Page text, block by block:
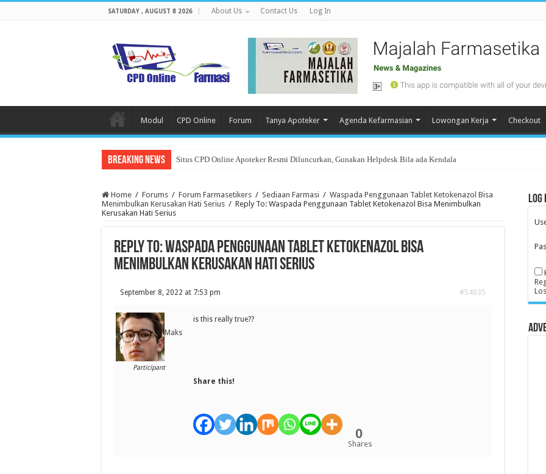
SATURDAY , AUGUST 8 2026 About Us Contact Us Log In
Modul CPD Online Forum Tanya Apoteker Agenda Kefarmasian Lowongan Kerja Checkout
Breaking News Situs CPD Online Apoteker Resmi Diluncurkan, Gunakan Helpdesk Bila ada Kendala
Home / Forums / Forum Farmasetikers / Sediaan Farmasi / Waspada Penggunaan Tablet Ketokenazol Bisa
Menimbulkan Kerusakan Hati Serius / Reply To: Waspada Penggunaan Tablet Ketokenazol Bisa Menimbulkan
Kerusakan Hati Serius
Reply To: Waspada Penggunaan Tablet Ketokenazol Bisa
Menimbulkan Kerusakan Hati Serius
September 8, 2022 at 7:53 pm #54035
Maks
Participant
is this really true??
Share this!
0
Shares